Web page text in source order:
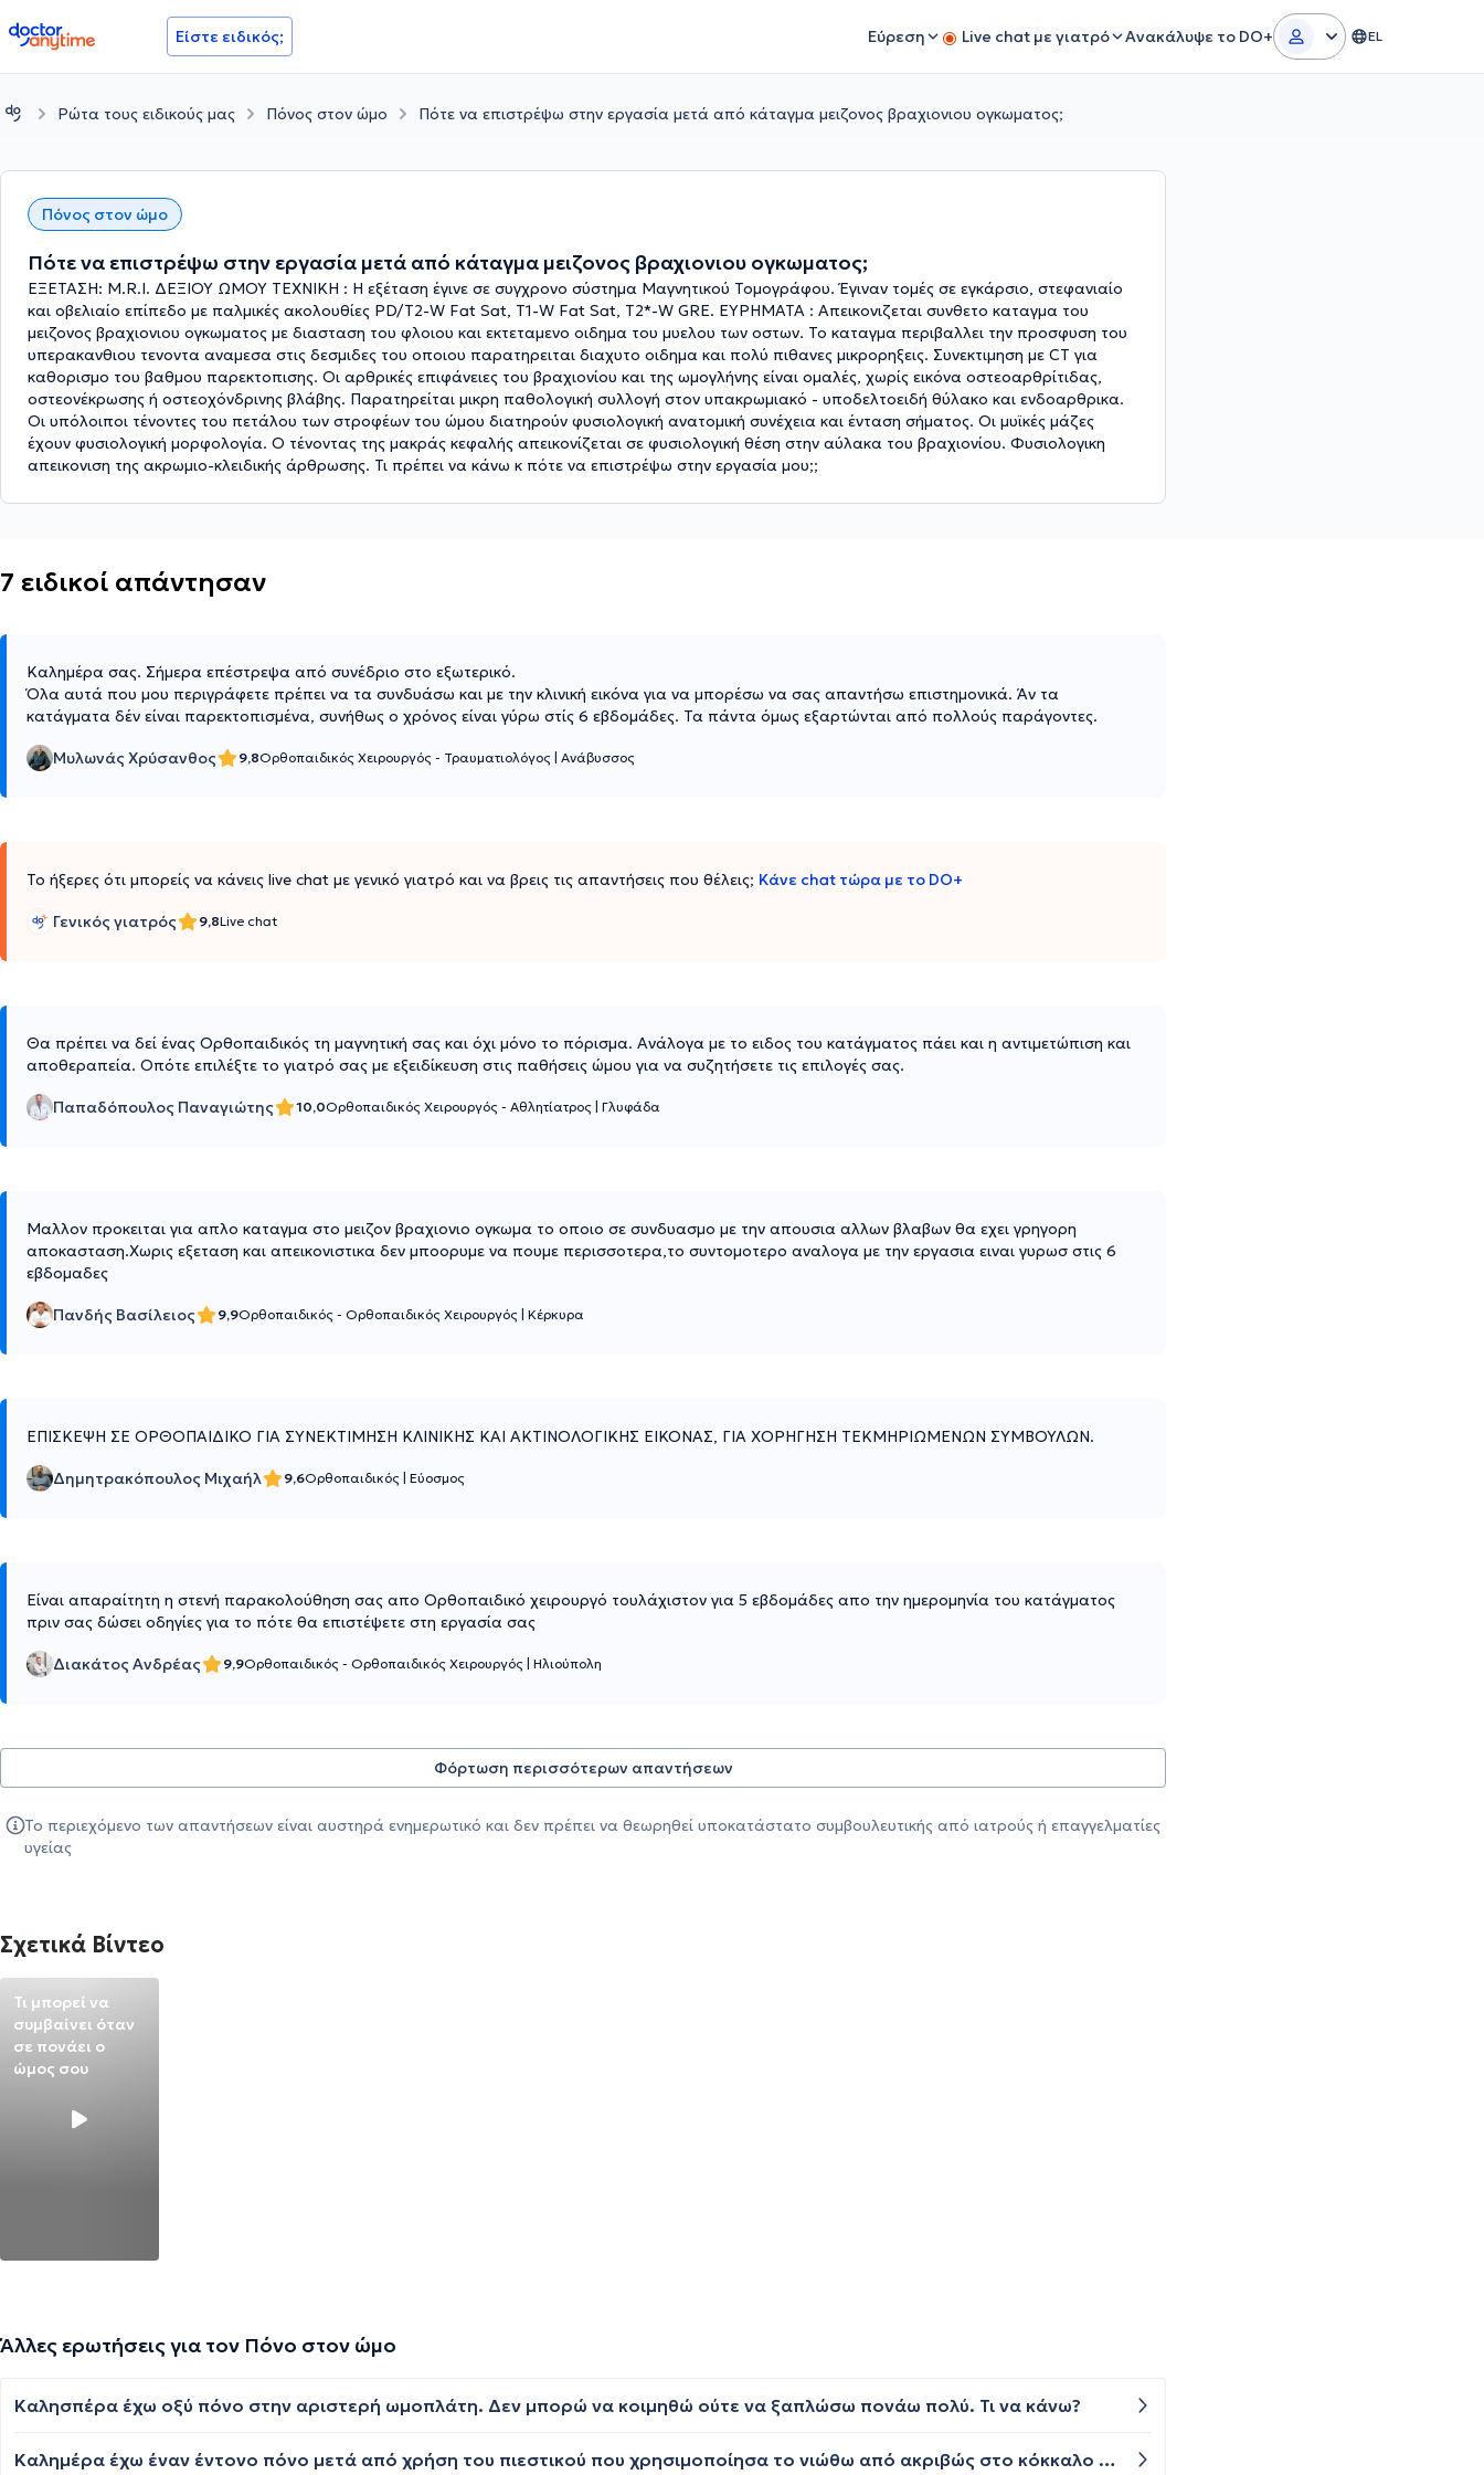
doctoranytime Είστε ειδικός; Εύρεση Live chat με γιατρό Ανακάλυψε το DO+ EL
Ρώτα τους ειδικούς μας Πόνος στον ώμο Πότε να επιστρέψω στην εργασία μετά από κάταγμα μειζονος βραχιονιου ογκωματος;
Πόνος στον ώμο
Πότε να επιστρέψω στην εργασία μετά από κάταγμα μειζονος βραχιονιου ογκωματος;
ΕΞΕΤΑΣΗ: M.R.I. ΔΕΞΙΟΥ ΩΜΟΥ ΤΕΧΝΙΚΗ : Η εξέταση έγινε σε συγχρονο σύστημα Μαγνητικού Τομογράφου. Έγιναν τομές σε εγκάρσιο, στεφανιαίο
και οβελιαίο επίπεδο με παλμικές ακολουθίες PD/T2-W Fat Sat, T1-W Fat Sat, T2*-W GRE. ΕΥΡΗΜΑΤΑ : Απεικονιζεται συνθετο καταγμα του
μειζονος βραχιονιου ογκωματος με διασταση του φλοιου και εκτεταμενο οιδημα του μυελου των οστων. Το καταγμα περιβαλλει την προσφυση του
υπερακανθιου τενοντα αναμεσα στις δεσμιδες του οποιου παρατηρειται διαχυτο οιδημα και πολύ πιθανες μικρορηξεις. Συνεκτιμηση με CT για
καθορισμο του βαθμου παρεκτοπισης. Οι αρθρικές επιφάνειες του βραχιονίου και της ωμογλήνης είναι ομαλές, χωρίς εικόνα οστεοαρθρίτιδας,
οστεονέκρωσης ή οστεοχόνδρινης βλάβης. Παρατηρείται μικρη παθολογική συλλογή στον υπακρωμιακό - υποδελτοειδή θύλακο και ενδοαρθρικα.
Οι υπόλοιποι τένοντες του πετάλου των στροφέων του ώμου διατηρούν φυσιολογική ανατομική συνέχεια και ένταση σήματος. Οι μυϊκές μάζες
έχουν φυσιολογική μορφολογία. Ο τένοντας της μακράς κεφαλής απεικονίζεται σε φυσιολογική θέση στην αύλακα του βραχιονίου. Φυσιολογικη
απεικονιση της ακρωμιο-κλειδικής άρθρωσης. Τι πρέπει να κάνω κ πότε να επιστρέψω στην εργασία μου;;
7 ειδικοί απάντησαν
Καλημέρα σας. Σήμερα επέστρεψα από συνέδριο στο εξωτερικό.
Όλα αυτά που μου περιγράφετε πρέπει να τα συνδυάσω και με την κλινική εικόνα για να μπορέσω να σας απαντήσω επιστημονικά. Άν τα
κατάγματα δέν είναι παρεκτοπισμένα, συνήθως ο χρόνος είναι γύρω στίς 6 εβδομάδες. Τα πάντα όμως εξαρτώνται από πολλούς παράγοντες.
Μυλωνάς Χρύσανθος 9,8Ορθοπαιδικός Χειρουργός - Τραυματιολόγος Ανάβυσσος
Το ήξερες ότι μπορείς να κάνεις live chat με γενικό γιατρό και να βρεις τις απαντήσεις που θέλεις; Κάνε chat τώρα με το DO+
Γενικός γιατρός 9,8Live chat
Θα πρέπει να δεί ένας Ορθοπαιδικός τη μαγνητική σας και όχι μόνο το πόρισμα. Ανάλογα με το ειδος του κατάγματος πάει και η αντιμετώπιση και
αποθεραπεία. Οπότε επιλέξτε το γιατρό σας με εξειδίκευση στις παθήσεις ώμου για να συζητήσετε τις επιλογές σας.
Παπαδόπουλος Παναγιώτης 10,0Ορθοπαιδικός Χειρουργός - Αθλητίατρος Γλυφάδα
Μαλλον προκειται για απλο καταγμα στο μειζον βραχιονιο ογκωμα το οποιο σε συνδυασμο με την απουσια αλλων βλαβων θα εχει γρηγορη
αποκασταση.Χωρις εξεταση και απεικονιστικα δεν μποορυμε να πουμε περισσοτερα,το συντομοτερο αναλογα με την εργασια ειναι γυρωσ στις 6
εβδομαδες
Πανδής Βασίλειος 9,9Ορθοπαιδικός - Ορθοπαιδικός Χειρουργός Κέρκυρα
ΕΠΙΣΚΕΨΗ ΣΕ ΟΡΘΟΠΑΙΔΙΚΟ ΓΙΑ ΣΥΝΕΚΤΙΜΗΣΗ ΚΛΙΝΙΚΗΣ ΚΑΙ ΑΚΤΙΝΟΛΟΓΙΚΗΣ ΕΙΚΟΝΑΣ, ΓΙΑ ΧΟΡΗΓΗΣΗ ΤΕΚΜΗΡΙΩΜΕΝΩΝ ΣΥΜΒΟΥΛΩΝ.
Δημητρακόπουλος Μιχαήλ 9,6Ορθοπαιδικός Εύοσμος
Είναι απαραίτητη η στενή παρακολούθηση σας απο Ορθοπαιδικό χειρουργό τουλάχιστον για 5 εβδομάδες απο την ημερομηνία του κατάγματος
πριν σας δώσει οδηγίες για το πότε θα επιστέψετε στη εργασία σας
Διακάτος Ανδρέας 9,9Ορθοπαιδικός - Ορθοπαιδικός Χειρουργός Ηλιούπολη
Φόρτωση περισσότερων απαντήσεων
Το περιεχόμενο των απαντήσεων είναι αυστηρά ενημερωτικό και δεν πρέπει να θεωρηθεί υποκατάστατο συμβουλευτικής από ιατρούς ή επαγγελματίες
υγείας
Σχετικά Βίντεο
Τι μπορεί να
συμβαίνει όταν
σε πονάει ο
ώμος σου
Άλλες ερωτήσεις για τον Πόνο στον ώμο
Καλησπέρα έχω οξύ πόνο στην αριστερή ωμοπλάτη. Δεν μπορώ να κοιμηθώ ούτε να ξαπλώσω πονάω πολύ. Τι να κάνω?
Καλημέρα έχω έναν έντονο πόνο μετά από χρήση του πιεστικού που χρησιμοποίησα το νιώθω από ακριβώς στο κόκκαλο πάνω του χεριού και πιάνει και προς τα κάτω δεν μπορώ να σηκώσω το χέρι εύκολα